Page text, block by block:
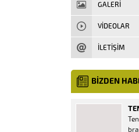
GALERİ
VIDEOLAR
İLETİŞİM
BİZDEN